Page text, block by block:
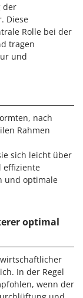
und Braten
der
Diese
Rolle bei der
tragen
und
nach
Rahmen
sich leicht über
effiziente
und optimale
optimal
In der Regel
wenn der